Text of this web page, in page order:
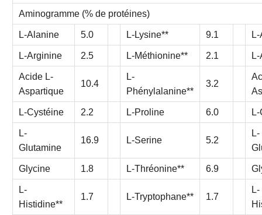
Aminogramme (% de protéines)
L-Alanine 5.0 L-Lysine** 9.1
L-Arginine 2.5 L-Méthionine** 2.1
Acide L-
Aspartique
10.4
L-
Phénylalanine**
3.2
L-Cystéine 2.2 L-Proline 6.0
L-
Glutamine
16.9 L-Serine 5.2
L-
Glycine 1.8 L-Thréonine** 6.9
L-
Histidine**
1.7 L-Tryptophane** 1.7
L-